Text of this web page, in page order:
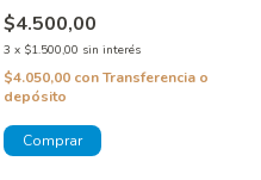
$4.500,00
3 x $1.500,00 sin interés
$4.050,00 conTransferencia o
depósito